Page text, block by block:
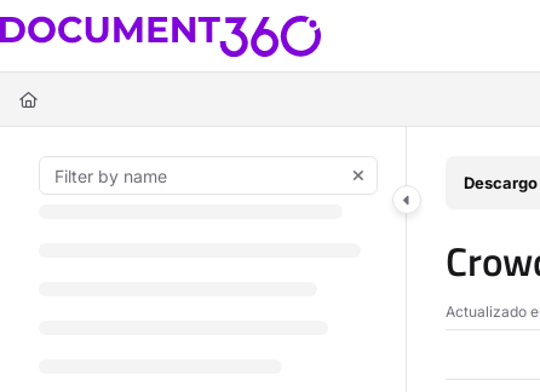
Documentation Index
Fetch the complete documentation index at:
Use this file to discover all available pages before exploring further.
Actualizado